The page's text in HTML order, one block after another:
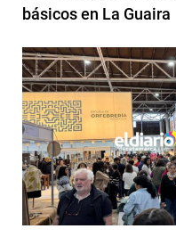
básicos en La Guaira